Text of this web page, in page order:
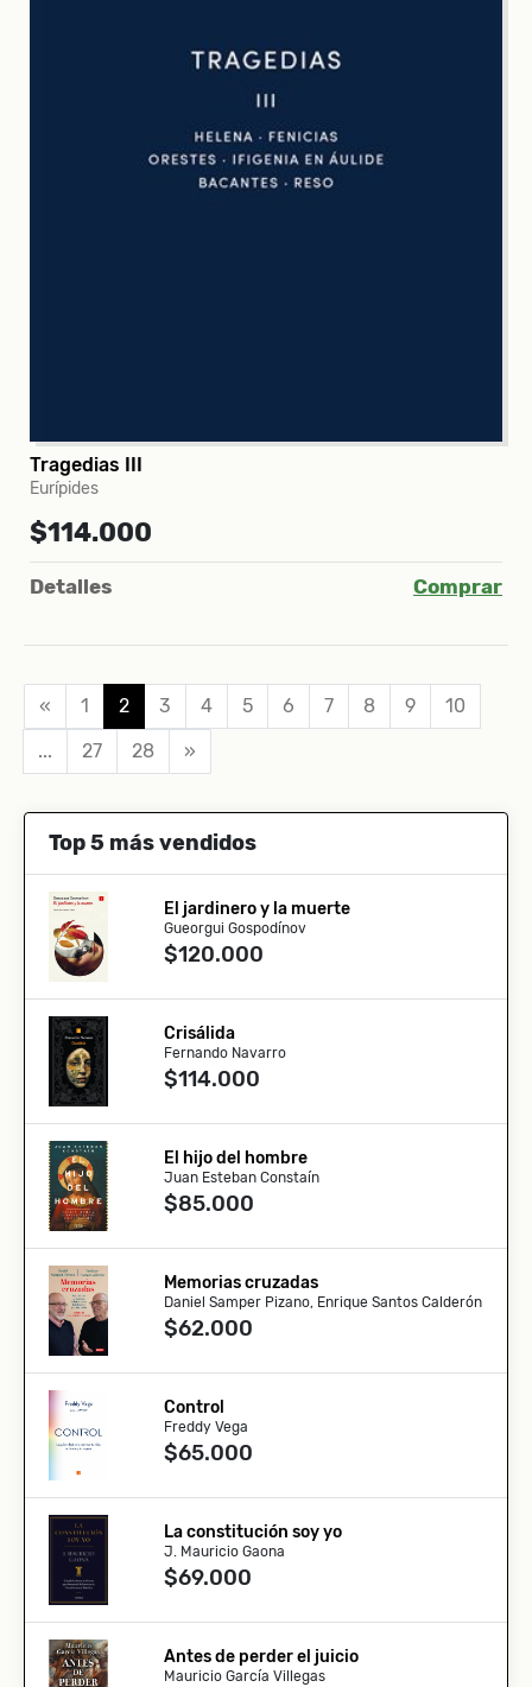
Top 5 más vendidos
El jardinero y la muerte
Gueorgui Gospodínov
$120.000
Crisálida
Fernando Navarro
$114.000
El hijo del hombre
Juan Esteban Constaín
$85.000
Memorias cruzadas
Daniel Samper Pizano, Enrique Santos Calderón
$62.000
Control
Freddy Vega
$65.000
La constitución soy yo
J. Mauricio Gaona
$69.000
Antes de perder el juicio
Mauricio García Villegas
Tragedias III
Eurípides
$114.000
Detalles Comprar
« 1 2 3 4 5 6 7 8 9
10
...
27 28 »